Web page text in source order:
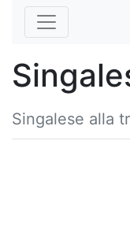
Singalese alla